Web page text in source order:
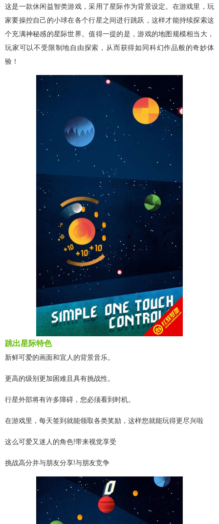
这是一款休闲益智类游戏，采用了星际作为背景设定。在游戏里，玩
家要操控自己的小球在各个行星之间进行跳跃，这样才能持续探索这
个充满神秘感的星际世界。值得一提的是，游戏的地图规模相当大，
玩家可以不受限制地自由探索，从而获得如同科幻作品般的奇妙体
验！
跳出星际特色
新鲜可爱的画面和宜人的背景音乐。
更高的级别更加困难且具有挑战性。
行星外部将有许多障碍，您必须看到时机。
在游戏里，每天签到就能领取各类奖励，这样您就能玩得更尽兴啦
这么可爱又迷人的角色!带来视觉享受
挑战高分并与朋友分享!与朋友竞争